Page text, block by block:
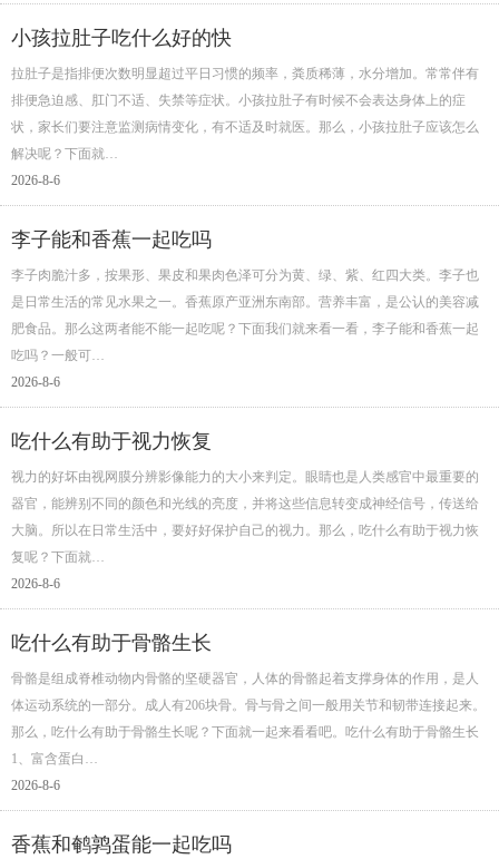
小孩拉肚子吃什么好的快
拉肚子是指排便次数明显超过平日习惯的频率，粪质稀薄，水分增加。常常伴有
排便急迫感、肛门不适、失禁等症状。小孩拉肚子有时候不会表达身体上的症
状，家长们要注意监测病情变化，有不适及时就医。那么，小孩拉肚子应该怎么
解决呢？下面就…
2026-8-6
李子能和香蕉一起吃吗
李子肉脆汁多，按果形、果皮和果肉色泽可分为黄、绿、紫、红四大类。李子也
是日常生活的常见水果之一。香蕉原产亚洲东南部。营养丰富，是公认的美容减
肥食品。那么这两者能不能一起吃呢？下面我们就来看一看，李子能和香蕉一起
吃吗？一般可…
2026-8-6
吃什么有助于视力恢复
视力的好坏由视网膜分辨影像能力的大小来判定。眼睛也是人类感官中最重要的
器官，能辨别不同的颜色和光线的亮度，并将这些信息转变成神经信号，传送给
大脑。所以在日常生活中，要好好保护自己的视力。那么，吃什么有助于视力恢
复呢？下面就…
2026-8-6
吃什么有助于骨骼生长
骨骼是组成脊椎动物内骨骼的坚硬器官，人体的骨骼起着支撑身体的作用，是人
体运动系统的一部分。成人有206块骨。骨与骨之间一般用关节和韧带连接起来。
那么，吃什么有助于骨骼生长呢？下面就一起来看看吧。吃什么有助于骨骼生长
1、富含蛋白…
2026-8-6
香蕉和鹌鹑蛋能一起吃吗